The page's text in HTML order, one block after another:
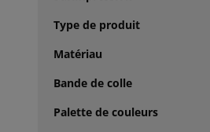
Type de produit
Matériau
Bande de colle
Palette de couleurs